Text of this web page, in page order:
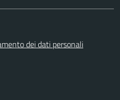
dei dati personali